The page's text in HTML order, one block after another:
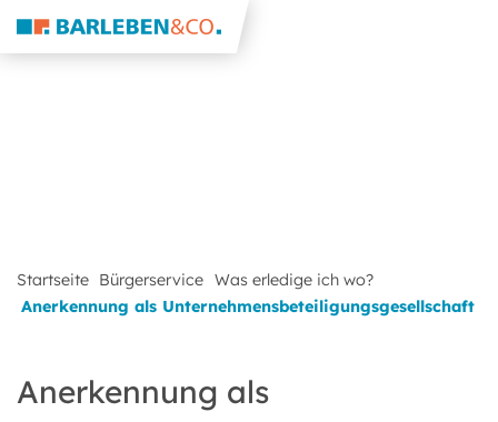
Startseite Bürgerservice Was erledige ich wo?
Anerkennung als Unternehmensbeteiligungsgesellschaft
Anerkennung als